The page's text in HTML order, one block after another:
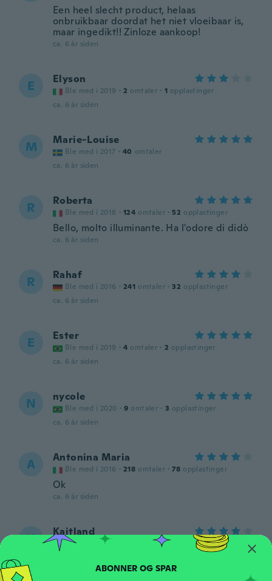
Een heel slecht product, helaas
onbruikbaar doordat het niet vloeibaar is,
maar ingedikt!! Zinloze aankoop!
ca. 6 år siden
E Elyson
Ble med i 2019 · 2 omtaler · 1 opplastinger
ca. 6 år siden
M Marie-Louise
Ble med i 2017 · 40 omtaler
ca. 6 år siden
R Roberta
Ble med i 2018 · 124 omtaler · 52 opplastinger
Bello, molto illuminante. Ha l'odore di didò
ca. 6 år siden
R Rahaf
Ble med i 2016 · 241 omtaler · 32 opplastinger
ca. 6 år siden
E Ester
Ble med i 2019 · 4 omtaler · 2 opplastinger
ca. 6 år siden
N nycole
Ble med i 2020 · 9 omtaler · 3 opplastinger
ca. 6 år siden
A Antonina Maria
Ble med i 2016 · 218 omtaler · 78 opplastinger
Ok
ca. 6 år siden
K Kaitland
Ble med i 2020 omtaler · 10 opplastinger